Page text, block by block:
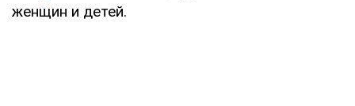
женщин и детей.